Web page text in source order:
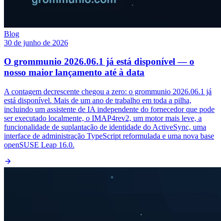
Blog
30 de junho de 2026
O grommunio 2026.06.1 já está disponível — o
nosso maior lançamento até à data
A contagem decrescente chegou a zero: o grommunio 2026.06.1 já
está disponível. Mais de um ano de trabalho em toda a pilha,
incluindo um assistente de IA independente do fornecedor que pode
ser executado localmente, o IMAP4rev2, um motor mais leve, a
funcionalidade de suplantação de identidade do ActiveSync, uma
interface de administração TypeScript reformulada e uma nova base
openSUSE Leap 16.0.